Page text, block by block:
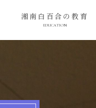
湘南白百合の教育
EDUCATION